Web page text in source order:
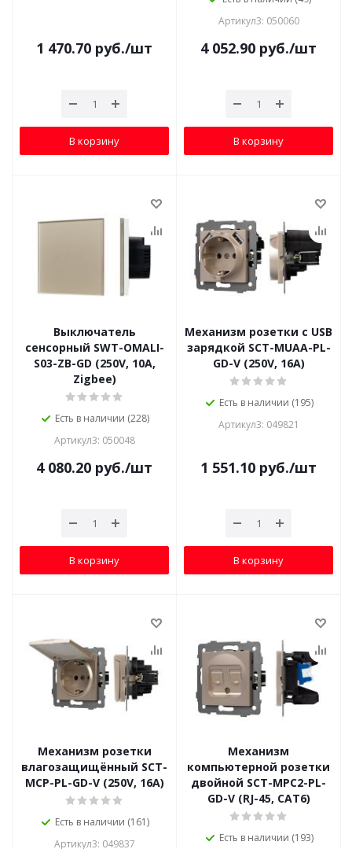
1 470.70 руб./шт
В корзину
Артикул3: 050060
4 052.90 руб./шт
В корзину
Выключатель
сенсорный SWT-OMALI-
S03-ZB-GD (250V, 10A,
Zigbee)
Есть в наличии (228)
Артикул3: 050048
4 080.20 руб./шт
В корзину
Механизм розетки с USB
зарядкой SCT-MUAA-PL-
GD-V (250V, 16A)
Есть в наличии (195)
Артикул3: 049821
1 551.10 руб./шт
В корзину
Механизм розетки
влагозащищённый SCT-
MCP-PL-GD-V (250V, 16A)
Есть в наличии (161)
Артикул3: 049837
Механизм
компьютерной розетки
двойной SCT-MPC2-PL-
GD-V (RJ-45, CAT6)
Есть в наличии (193)